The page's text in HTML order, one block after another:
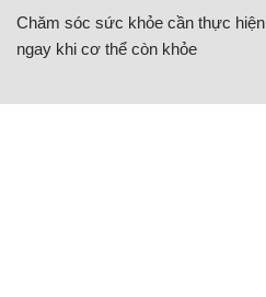
Chăm sóc sức khỏe cần thực hiện
ngay khi cơ thể còn khỏe